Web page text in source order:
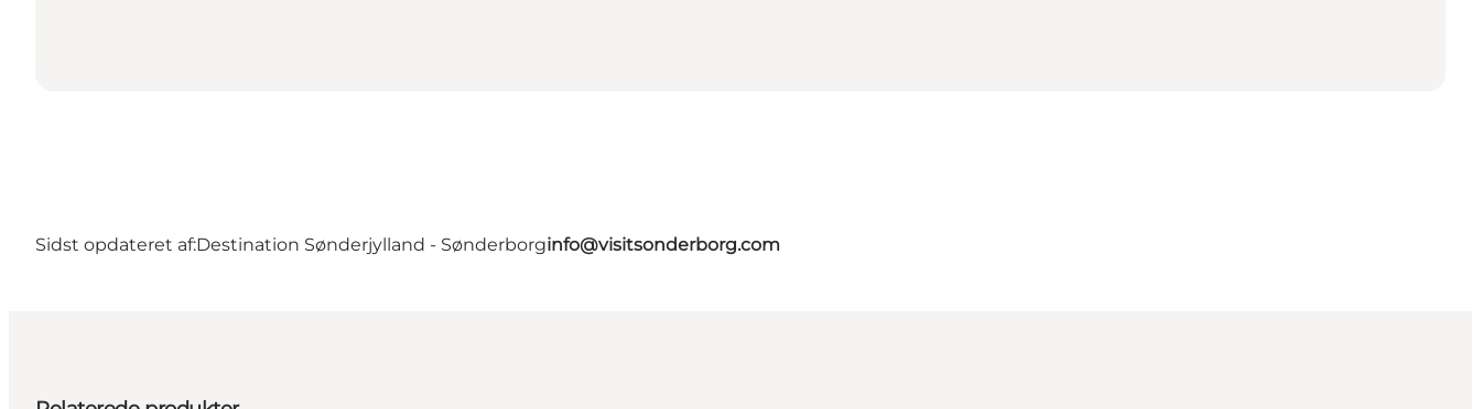
Sidst opdateret af:Destination Sønderjylland - Sønderborginfo@visitsonderborg.com